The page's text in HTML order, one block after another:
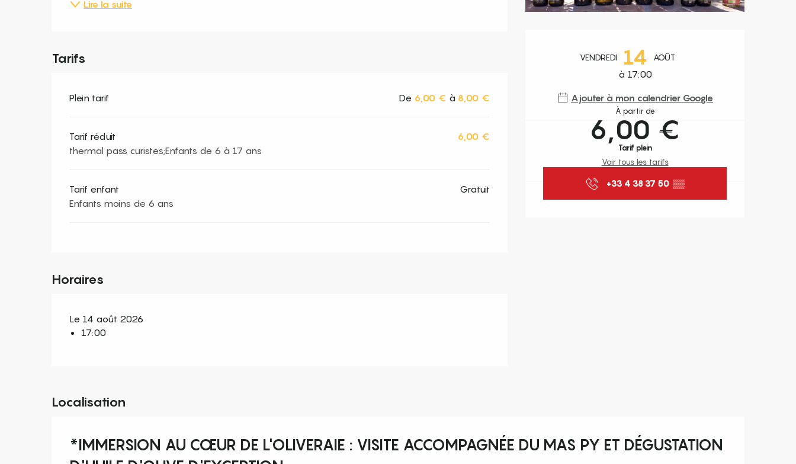
Ouverture et coordonnées
VENDREDI 14 AOÛT
à 17:00
Ajouter à mon calendrier Google
À partir de
6,00 €
Tarif plein
Voir tous les tarifs
+33 4 38 37 50 ▒▒
Lire la suite
Tarifs
Plein tarif De 6,00 € à 8,00 €
Tarif réduit
thermal pass curistes;Enfants de 6 à 17 ans
6,00 €
Tarif enfant
Enfants moins de 6 ans
Gratuit
Horaires
Le 14 août 2026
17:00
Localisation
*IMMERSION AU CŒUR DE L'OLIVERAIE : VISITE ACCOMPAGNÉE DU MAS PY ET DÉGUSTATION